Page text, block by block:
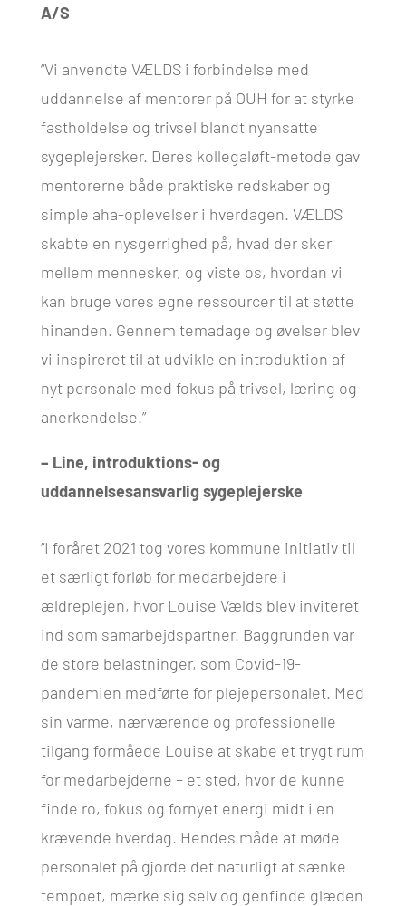
A/S
“Vi anvendte VÆLDS i forbindelse med
uddannelse af mentorer på OUH for at styrke
fastholdelse og trivsel blandt nyansatte
sygeplejersker. Deres kollegaløft-metode gav
mentorerne både praktiske redskaber og
simple aha-oplevelser i hverdagen. VÆLDS
skabte en nysgerrighed på, hvad der sker
mellem mennesker, og viste os, hvordan vi
kan bruge vores egne ressourcer til at støtte
hinanden. Gennem temadage og øvelser blev
vi inspireret til at udvikle en introduktion af
nyt personale med fokus på trivsel, læring og
anerkendelse.”
– Line, introduktions- og
uddannelsesansvarlig sygeplejerske
“I foråret 2021 tog vores kommune initiativ til
et særligt forløb for medarbejdere i
ældreplejen, hvor Louise Vælds blev inviteret
ind som samarbejdspartner. Baggrunden var
de store belastninger, som Covid-19-
pandemien medførte for plejepersonalet. Med
sin varme, nærværende og professionelle
tilgang formåede Louise at skabe et trygt rum
for medarbejderne – et sted, hvor de kunne
finde ro, fokus og fornyet energi midt i en
krævende hverdag. Hendes måde at møde
personalet på gjorde det naturligt at sænke
tempoet, mærke sig selv og genfinde glæden